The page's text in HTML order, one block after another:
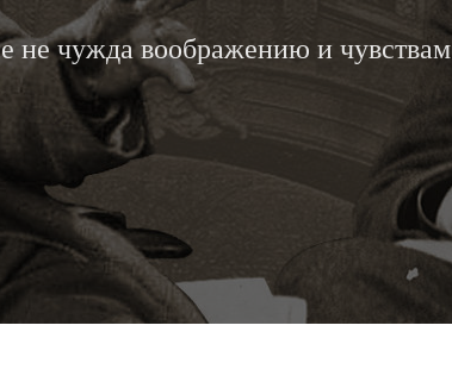
не чужда воображению и чувствам